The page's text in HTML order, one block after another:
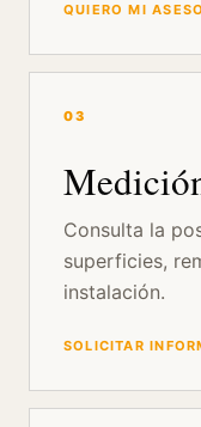
QUIERO MI
03
Consulta la
superficies,
instalación.
SOLICITAR